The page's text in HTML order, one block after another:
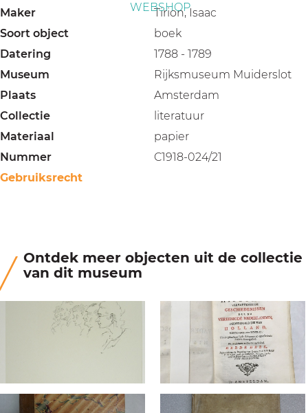
WEBSHOP
Maker
Tirion, Isaac
Soort object
boek
Datering
1788 - 1789
Museum
Rijksmuseum Muiderslot
Plaats
Amsterdam
Collectie
literatuur
Materiaal
papier
Nummer
C1918-024/21
Gebruiksrecht
Ontdek meer objecten uit de collectie
van dit museum